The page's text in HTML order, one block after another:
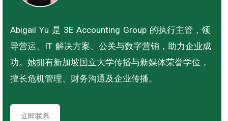
Abigail Yu 是 3E Accounting Group 的执行主管，领
导营运、IT 解决方案、公关与数字营销，助力企业成
功。她拥有新加坡国立大学传播与新媒体荣誉学位，
擅长危机管理、财务沟通及企业传播。
立即联系